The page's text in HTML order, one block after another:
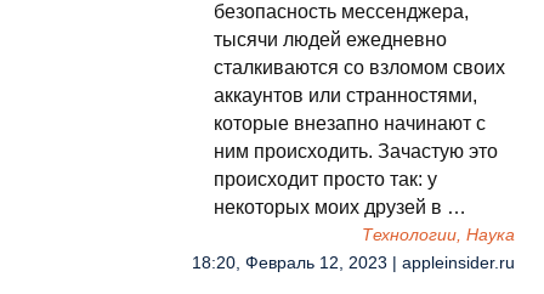
безопасность мессенджера,
тысячи людей ежедневно
сталкиваются со взломом своих
аккаунтов или странностями,
которые внезапно начинают с
ним происходить. Зачастую это
происходит просто так: у
некоторых моих друзей в …
Технологии, Наука
18:20, Февраль 12, 2023 | appleinsider.ru